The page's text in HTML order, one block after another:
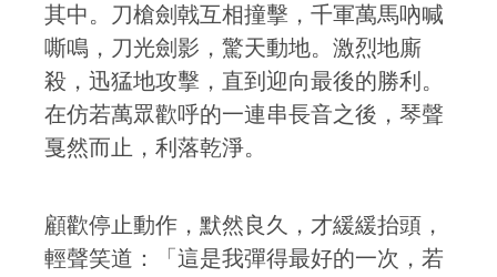
其中。刀槍劍戟互相撞擊，千軍萬馬吶喊
嘶鳴，刀光劍影，驚天動地。激烈地廝
殺，迅猛地攻擊，直到迎向最後的勝利。
在仿若萬眾歡呼的一連串長音之後，琴聲
戛然而止，利落乾淨。
顧歡停止動作，默然良久，才緩緩抬頭，
輕聲笑道：「這是我彈得最好的一次，若